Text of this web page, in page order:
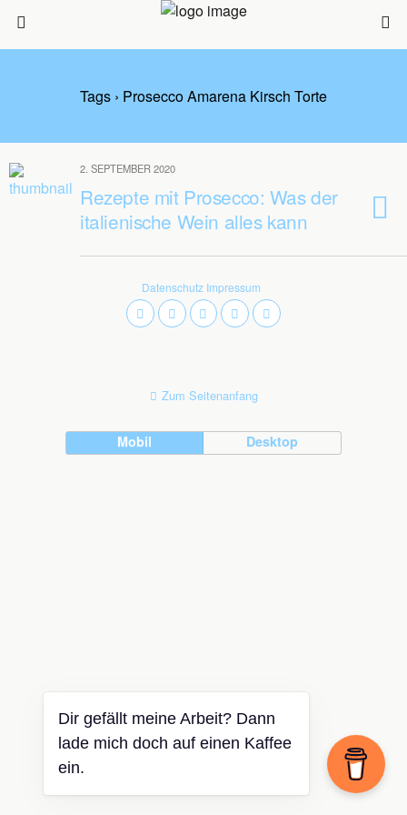
Tags › Prosecco Amarena Kirsch Torte
2. SEPTEMBER 2020
Rezepte mit Prosecco: Was der
italienische Wein alles kann
Datenschutz Impressum
Zum Seitenanfang
Mobil Desktop
Dir gefällt meine Arbeit? Dann
lade mich doch auf einen Kaffee
ein.